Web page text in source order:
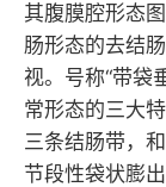
其腹膜腔形态
肠形态的去结
视。号称“带袋
常形态的三大
三条结肠带，
节段性袋状膨